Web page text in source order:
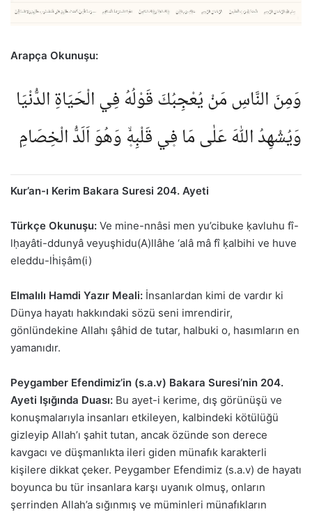
Arapça Okunuşu:
وَمِنَ النَّاسِ مَنْ يُعْجِبُكَ قَوْلُهُ فِي الْحَيَاةِ الدُّنْيَا
وَيُشْهِدُ اللّٰهَ عَلٰى مَا ف۪ي قَلْبِه۪ۙ وَهُوَ اَلَدُّ الْخِصَامِ
Kur’an-ı Kerim Bakara Suresi 204. Ayeti
Türkçe Okunuşu: Ve mine-nnâsi men yu’cibuke ḳavluhu fî-
lḥayâti-ddunyâ veyuşhidu(A)llâhe ‘alâ mâ fî ḳalbihi ve huve
eleddu-lḣiṣâm(i)
Elmalılı Hamdi Yazır Meali: İnsanlardan kimi de vardır ki
Dünya hayatı hakkındaki sözü seni imrendirir,
gönlündekine Allahı şâhid de tutar, halbuki o, hasımların en
yamanıdır.
Peygamber Efendimiz’in (s.a.v) Bakara Suresi’nin 204.
Ayeti Işığında Duası: Bu ayet-i kerime, dış görünüşü ve
konuşmalarıyla insanları etkileyen, kalbindeki kötülüğü
gizleyip Allah’ı şahit tutan, ancak özünde son derece
kavgacı ve düşmanlıkta ileri giden münafık karakterli
kişilere dikkat çeker. Peygamber Efendimiz (s.a.v) de hayatı
boyunca bu tür insanlara karşı uyanık olmuş, onların
şerrinden Allah’a sığınmış ve müminleri münafıkların